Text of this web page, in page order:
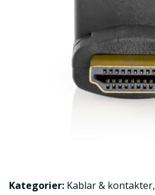
Kategorier: Kablar & kontakter,